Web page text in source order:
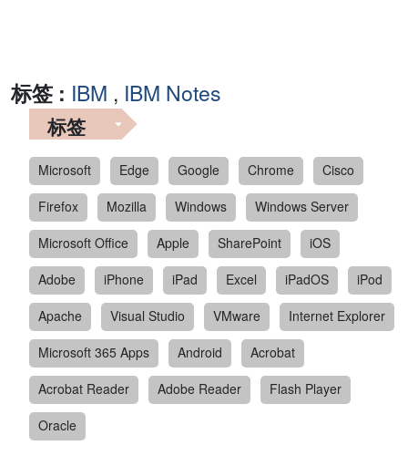
标签 : IBM , IBM Notes
标签
Microsoft Edge Google Chrome
Cisco
Firefox
Mozilla Windows
Windows Server
Microsoft Office
Apple SharePoint
iOS
Adobe
iPhone iPad Excel iPadOS
iPod
Apache
Visual Studio VMware
Internet Explorer
Microsoft 365 Apps
Android
Acrobat
Acrobat Reader
Adobe Reader
Flash Player
Oracle